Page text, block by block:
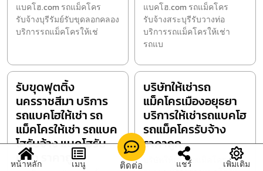
แบคโฮ.com รถแม็คโคร
รับจ้างบุรีรัมย์รับขุดลอกคลอง
บริการรถแม็คโครให้เช่
แบคโฮ.com รถแม็คโคร
รับจ้างสระบุรีรับวางท่อ
บริการรถแม็คโครให้เช่า
รถแบ
รับขุดฟุตติ้ง
นครราชสีมา บริการ
รถแบคโฮให้เช่า รถ
แม็คโครให้เช่า รถแบค
โฮรับจ้าง แบคโฮรับ
เหมา ราคาถูก
บริษัทให้เช่ารถ
แม็คโครเมืองอยุธยา
บริการให้เช่ารถแบคโฮ
รถแม็คโครรับจ้าง
ราคาถูก
บริษัทให้เช่ารถแม็คโครเมือง
หน้าหลัก เมนู ติดต่อ แชร์ เพิ่มเติม